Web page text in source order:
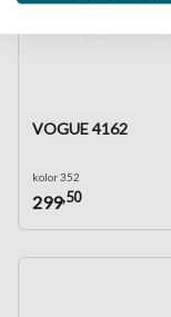
VOGUE 4162
kolor 352
299,50